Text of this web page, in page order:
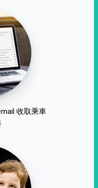
收取乘車